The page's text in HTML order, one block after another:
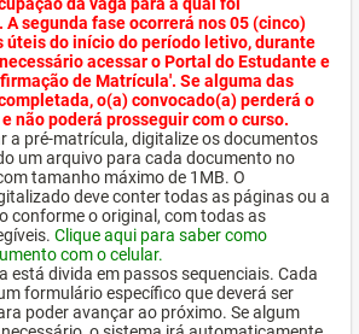
A segunda fase ocorrerá nos 05 (cinco)
úteis do início do período letivo, durante
acessar o Portal do Estudante e
de Matrícula'. Se alguma das
o(a) convocado(a) perderá o
não poderá prosseguir com o curso.
a pré-matrícula, digitalize os documentos
um arquivo para cada documento no
tamanho máximo de 1MB. O
deve conter todas as páginas ou a
conforme o original, com todas as
Clique aqui para saber como
com o celular.
está divida em passos sequenciais. Cada
formulário específico que deverá ser
poder avançar ao próximo. Se algum